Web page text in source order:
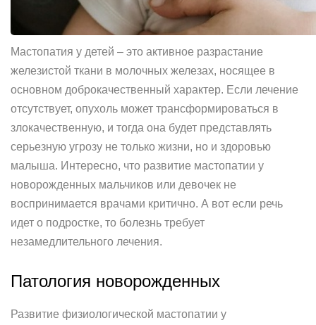
Мастопатия у детей – это активное разрастание
железистой ткани в молочных железах, носящее в
основном доброкачественный характер. Если лечение
отсутствует, опухоль может трансформироваться в
злокачественную, и тогда она будет представлять
серьезную угрозу не только жизни, но и здоровью
малыша. Интересно, что развитие мастопатии у
новорожденных мальчиков или девочек не
воспринимается врачами критично. А вот если речь
идет о подростке, то болезнь требует
незамедлительного лечения.
Патология новорожденных
Развитие физиологической мастопатии у